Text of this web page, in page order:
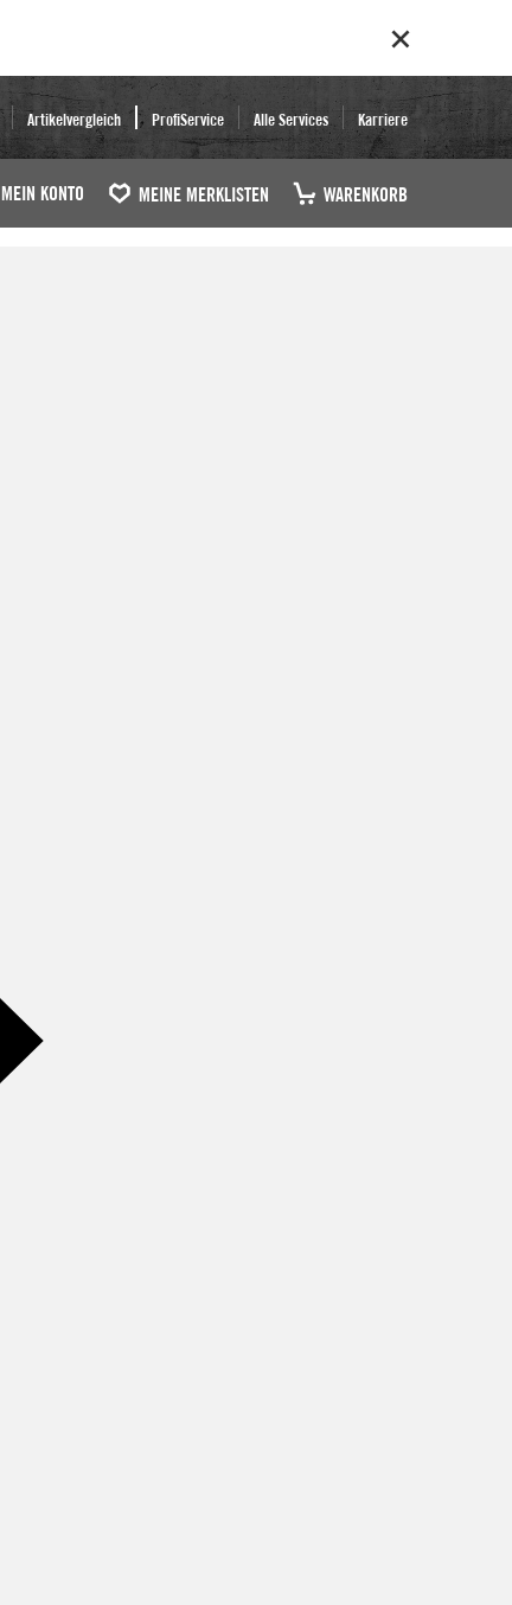
Artikelvergleich ProfiService Alle Services Karriere
MEIN KONTO MEINE MERKLISTEN WARENKORB